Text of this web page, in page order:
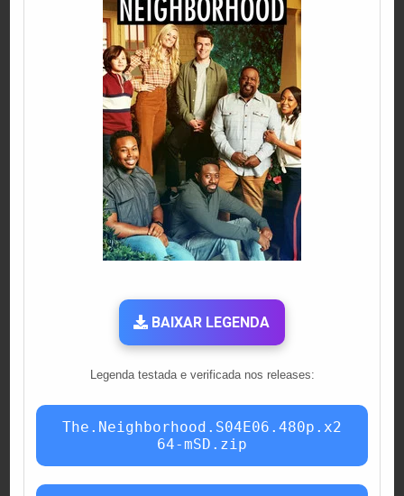
BAIXAR LEGENDA
Legenda testada e verificada nos releases:
The.Neighborhood.S04E06.480p.x2
64-mSD.zip